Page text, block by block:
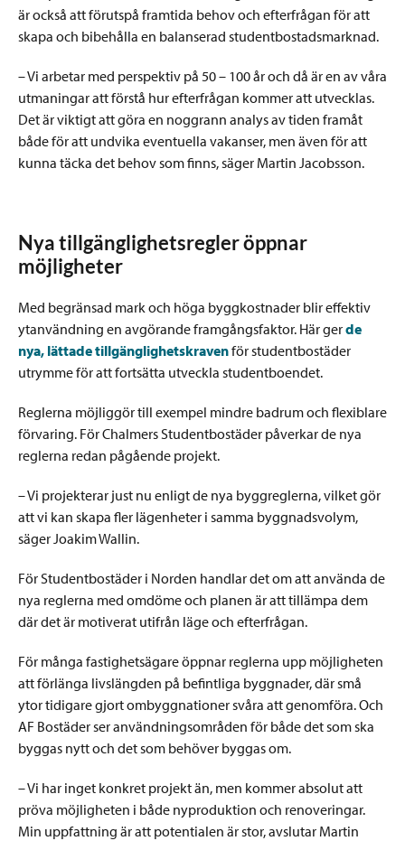
är också att förutspå framtida behov och efterfrågan för att
skapa och bibehålla en balanserad studentbostadsmarknad.
– Vi arbetar med perspektiv på 50 – 100 år och då är en av våra
utmaningar att förstå hur efterfrågan kommer att utvecklas.
Det är viktigt att göra en noggrann analys av tiden framåt
både för att undvika eventuella vakanser, men även för att
kunna täcka det behov som finns, säger Martin Jacobsson.
Nya tillgänglighetsregler öppnar
möjligheter
Med begränsad mark och höga byggkostnader blir effektiv
ytanvändning en avgörande framgångsfaktor. Här gerde
nya, lättade tillgänglighetskravenför studentbostäder
utrymme för att fortsätta utveckla studentboendet.
Reglerna möjliggör till exempel mindre badrum och flexiblare
förvaring. För Chalmers Studentbostäder påverkar de nya
reglerna redan pågående projekt.
– Vi projekterar just nu enligt de nya byggreglerna, vilket gör
att vi kan skapa fler lägenheter i samma byggnadsvolym,
säger Joakim Wallin.
För Studentbostäder i Norden handlar det om att använda de
nya reglerna med omdöme och planen är att tillämpa dem
där det är motiverat utifrån läge och efterfrågan.
För många fastighetsägare öppnar reglerna upp möjligheten
att förlänga livslängden på befintliga byggnader, där små
ytor tidigare gjort ombyggnationer svåra att genomföra. Och
AF Bostäder ser användningsområden för både det som ska
byggas nytt och det som behöver byggas om.
– Vi har inget konkret projekt än, men kommer absolut att
pröva möjligheten i både nyproduktion och renoveringar.
Min uppfattning är att potentialen är stor, avslutar Martin